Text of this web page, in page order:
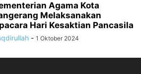
Agama Kota
Melaksanakan
Hari Kesaktian Pancasila
- 1 Oktober 2024